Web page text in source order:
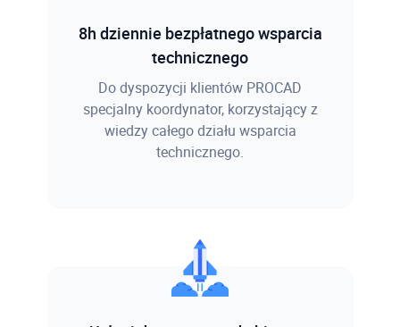
8h dziennie bezpłatnego wsparcia
technicznego
Do dyspozycji klientów PROCAD
specjalny koordynator, korzystający z
wiedzy całego działu wsparcia
technicznego.